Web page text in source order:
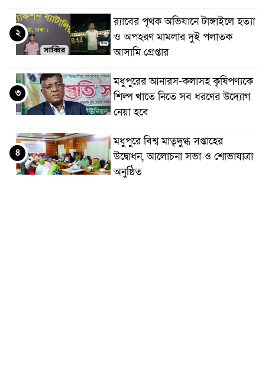
র‌্যাবের পৃথক অভিযানে টাঙ্গাইলে হত্যা
ও অপহরণ মামলার দুই পলাতক
আসামি গ্রেপ্তার
২
মধুপুরের আনারস-কলাসহ কৃষিপণ্যকে
শিল্প খাতে নিতে সব ধরণের উদ্যোগ
নেয়া হবে
৩
মধুপুরে বিশ্ব মাতৃদুগ্ধ সপ্তাহের
উদ্বোধন, আলোচনা সভা ও শোভাযাত্রা
অনুষ্ঠিত
৪